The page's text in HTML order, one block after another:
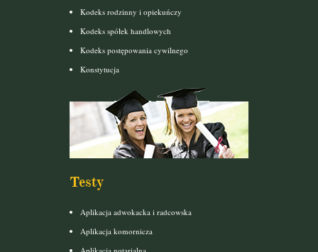
Kodeks rodzinny i opiekuńczy
Kodeks spółek handlowych
Kodeks postępowania cywilnego
Konstytucja
Testy
Aplikacja adwokacka i radcowska
Aplikacja komornicza